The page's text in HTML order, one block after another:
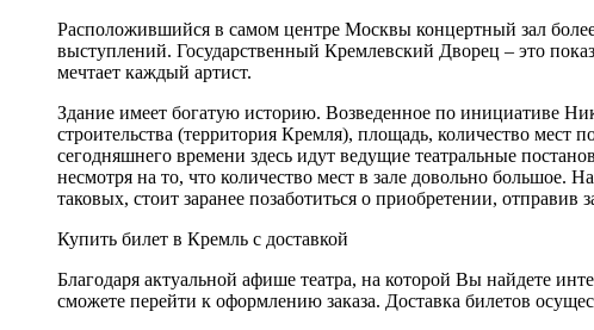
Расположившийся в самом центре Москвы концертный зал
выступлений. Государственный Кремлевский Дворец – это
мечтает каждый артист.
Здание имеет богатую историю. Возведенное по инициативе
строительства (территория Кремля), площадь, количество мест
сегодняшнего времени здесь идут ведущие театральные
несмотря на то, что количество мест в зале довольно большое.
таковых, стоит заранее позаботиться о приобретении, отправив
Купить билет в Кремль с доставкой
Благодаря актуальной афише театра, на которой Вы найдете
сможете перейти к оформлению заказа. Доставка билетов